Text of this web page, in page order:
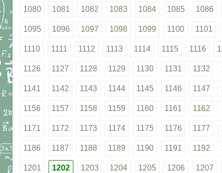
1080 1081 1082 1083 1084 1085 1086
1095 1096 1097 1098 1099 1100 1101
1110 1111 1112 1113 1114 1115 1116
1126 1127 1128 1129 1130 1131 1132
1141 1142 1143 1144 1145 1146 1147
1156 1157 1158 1159 1160 1161 1162
1171 1172 1173 1174 1175 1176 1177
1186 1187 1188 1189 1190 1191 1192
1201 1202 1203 1204 1205 1206 1207